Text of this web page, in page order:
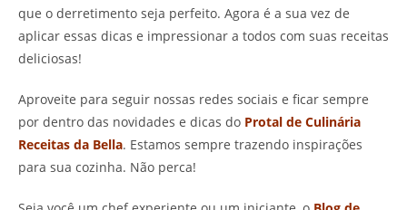
que o derretimento seja perfeito. Agora é a sua vez de
aplicar essas dicas e impressionar a todos com suas receitas
deliciosas!
Aproveite para seguir nossas redes sociais e ficar sempre
por dentro das novidades e dicas do Protal de Culinária
Receitas da Bella. Estamos sempre trazendo inspirações
para sua cozinha. Não perca!